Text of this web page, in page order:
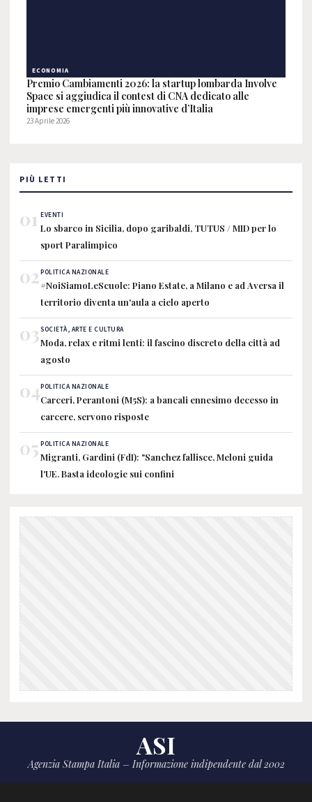
ECONOMIA
Premio Cambiamenti 2026: la startup lombarda Involve
Space si aggiudica il contest di CNA dedicato alle
imprese emergenti più innovative d’Italia
23 Aprile 2026
PIÙ LETTI
01 EVENTI
Lo sbarco in Sicilia, dopo garibaldi, TUTUS / MID per lo
sport Paralimpico
02POLITICA NAZIONALE
#NoiSiamoLeScuole: Piano Estate, a Milano e ad Aversa il
territorio diventa un'aula a cielo aperto
03SOCIETÀ, ARTE E CULTURA
Moda, relax e ritmi lenti: il fascino discreto della città ad
agosto
04POLITICA NAZIONALE
Carceri, Perantoni (M5S): a bancali ennesimo decesso in
carcere, servono risposte
05 POLITICA NAZIONALE
Migranti, Gardini (FdI): "Sanchez fallisce, Meloni guida
l'UE. Basta ideologie sui confini
ASI
Agenzia Stampa Italia – Informazione indipendente dal 2002